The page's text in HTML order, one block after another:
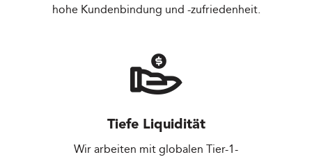
hohe Kundenbindung und -zufriedenheit.
Tiefe Liquidität
Wir arbeiten mit globalen Tier-1-